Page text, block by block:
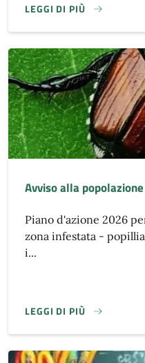
LEGGI DI PIÙ
Avviso alla popolazione
Piano d'azione 2026
zona infestata -
i...
LEGGI DI PIÙ